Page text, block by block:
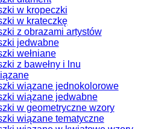
w kropeczki
w krateczkę
z obrazami artystów
jedwabne
wełniane
z bawełny i lnu
wiązane jednokolorowe
wiązane jedwabne
w geometryczne wzory
wiązane tematyczne